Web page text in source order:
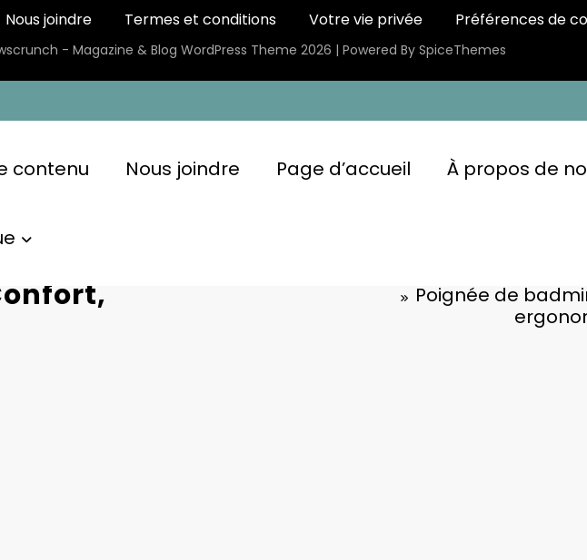
Nous joindre Termes et conditions Votre vie privée Préférences de
- Magazine & Blog WordPress Theme 2026 | Powered By SpiceThemes
contenu Nous joindre Page d’accueil À propos de
Poignée de